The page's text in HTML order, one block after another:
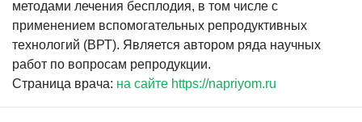
методами лечения бесплодия, в том числе с
применением вспомогательных репродуктивных
технологий (ВРТ). Является автором ряда научных
работ по вопросам репродукции.
Страница врача: на сайте https://napriyom.ru